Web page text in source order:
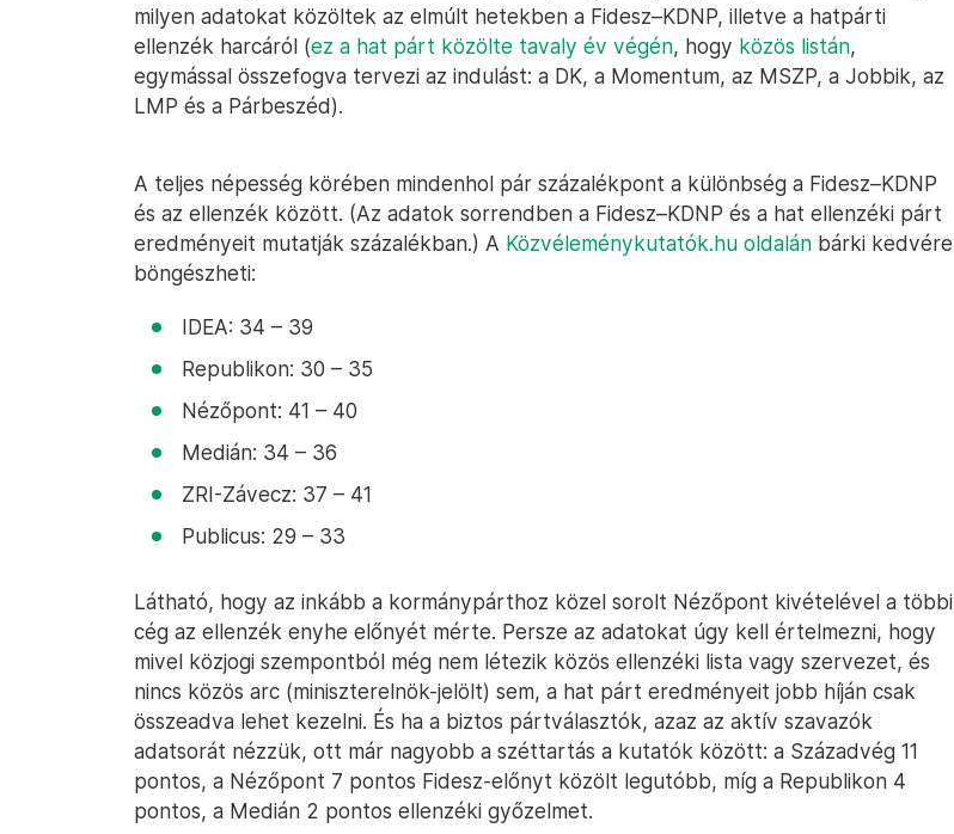
milyen adatokat közöltek az elmúlt hetekben a Fidesz–KDNP, illetve a hatpárti
ellenzék harcáról (ez a hat párt közölte tavaly év végén, hogy közös listán,
egymással összefogva tervezi az indulást: a DK, a Momentum, az MSZP, a Jobbik, az
LMP és a Párbeszéd).
A teljes népesség körében mindenhol pár százalékpont a különbség a Fidesz–KDNP
és az ellenzék között. (Az adatok sorrendben a Fidesz–KDNP és a hat ellenzéki párt
eredményeit mutatják százalékban.) A Közvéleménykutatók.hu oldalán bárki kedvére
böngészheti:
IDEA: 34 – 39
Republikon: 30 – 35
Nézőpont: 41 – 40
Medián: 34 – 36
ZRI-Závecz: 37 – 41
Publicus: 29 – 33
Látható, hogy az inkább a kormánypárthoz közel sorolt Nézőpont kivételével a többi
cég az ellenzék enyhe előnyét mérte. Persze az adatokat úgy kell értelmezni, hogy
mivel közjogi szempontból még nem létezik közös ellenzéki lista vagy szervezet, és
nincs közös arc (miniszterelnök-jelölt) sem, a hat párt eredményeit jobb híján csak
összeadva lehet kezelni. És ha a biztos pártválasztók, azaz az aktív szavazók
adatsorát nézzük, ott már nagyobb a széttartás a kutatók között: a Századvég 11
pontos, a Nézőpont 7 pontos Fidesz-előnyt közölt legutóbb, míg a Republikon 4
pontos, a Medián 2 pontos ellenzéki győzelmet.